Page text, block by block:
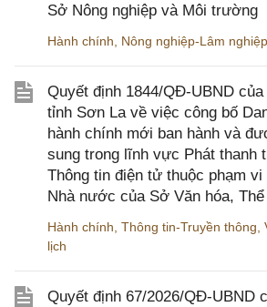
Sở Nông nghiệp và Môi trường
Hành chính Nông nghiệp-Lâm nghiệp
Quyết định 1844/QĐ-UBND
tỉnh Sơn La về việc công bố
hành chính mới ban hành và
sung trong lĩnh vực Phát thanh
Thông tin điện tử thuộc phạm
Nhà nước của Sở Văn hóa,
Hành chính Thông tin-Truyền thông
lịch
Quyết định 67/2026/QĐ-UBND